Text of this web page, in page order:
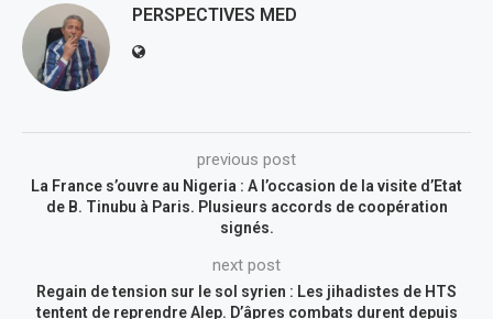
PERSPECTIVES MED
previous post
La France s’ouvre au Nigeria : A l’occasion de la visite d’Etat
de B. Tinubu à Paris. Plusieurs accords de coopération
signés.
next post
Regain de tension sur le sol syrien : Les jihadistes de HTS
tentent de reprendre Alep. D’âpres combats durent depuis